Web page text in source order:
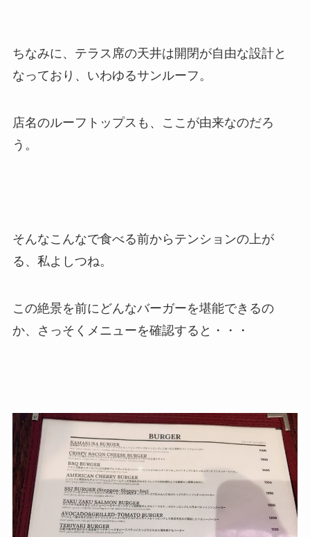
ちなみに、テラス席の天井は開閉が自由な設計と
なっており、いわゆるサンルーフ。
店名のルーフトップスも、ここが由来なのだろ
う。
そんなこんなで食べる前からテンションの上が
る、私よしつね。
この絶景を前にどんなバーガーを堪能できるの
か、さっそくメニューを確認すると・・・